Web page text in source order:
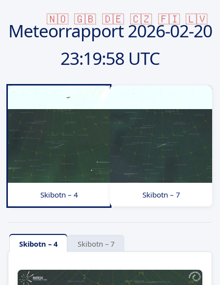
🇳🇴 🇬🇧 🇩🇪 🇨🇿 🇫🇮 🇱🇻
Meteorrapport2026-02-20
23:19:58 UTC
Skibotn – 4 Skibotn – 7
Skibotn – 4 Skibotn – 7